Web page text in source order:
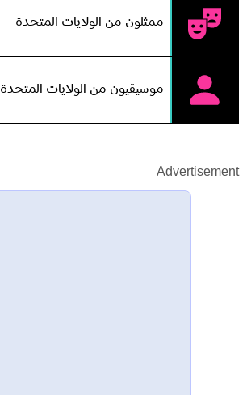
ممثلون من الولايات المتحدة
موسيقيون من الولايات المتحدة
Advertisement